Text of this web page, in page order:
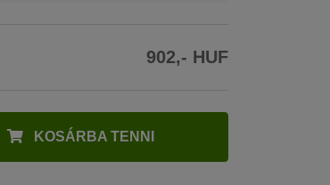
902,- HUF
KOSÁRBA TENNI